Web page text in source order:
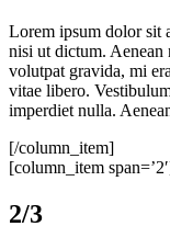
Lorem ipsum dolor sit
nisi ut dictum. Aenean
volutpat gravida, mi
vitae libero.
imperdiet nulla.
[/column_item]
[column_item
2/3